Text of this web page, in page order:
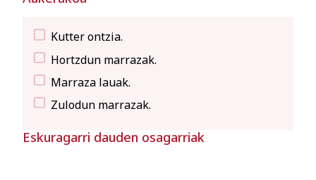
Kutter ontzia.
Hortzdun marrazak.
Marraza lauak.
Zulodun marrazak.
Eskuragarri dauden osagarriak